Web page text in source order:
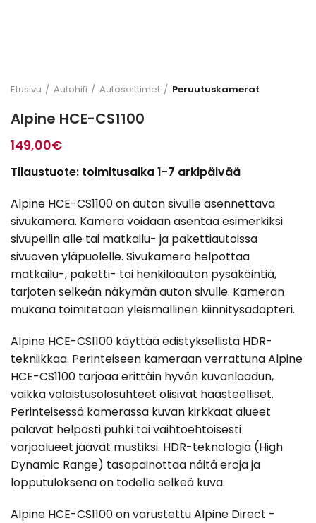
Etusivu Autohifi Autosoittimet Peruutuskamerat
Alpine HCE-CS1100
149,00€
Tilaustuote: toimitusaika 1-7 arkipäivää
Alpine HCE-CS1100 on auton sivulle asennettava
sivukamera. Kamera voidaan asentaa esimerkiksi
sivupeilin alle tai matkailu- ja pakettiautoissa
sivuoven yläpuolelle. Sivukamera helpottaa
matkailu-, paketti- tai henkilöauton pysäköintiä,
tarjoten selkeän näkymän auton sivulle. Kameran
mukana toimitetaan yleismallinen kiinnitysadapteri.
Alpine HCE-CS1100 käyttää edistyksellistä HDR-
tekniikkaa. Perinteiseen kameraan verrattuna Alpine
HCE-CS1100 tarjoaa erittäin hyvän kuvanlaadun,
vaikka valaistusolosuhteet olisivat haasteelliset.
Perinteisessä kamerassa kuvan kirkkaat alueet
palavat helposti puhki tai vaihtoehtoisesti
varjoalueet jäävät mustiksi. HDR-teknologia (High
Dynamic Range) tasapainottaa näitä eroja ja
lopputuloksena on todella selkeä kuva.
Alpine HCE-CS1100 on varustettu Alpine Direct -